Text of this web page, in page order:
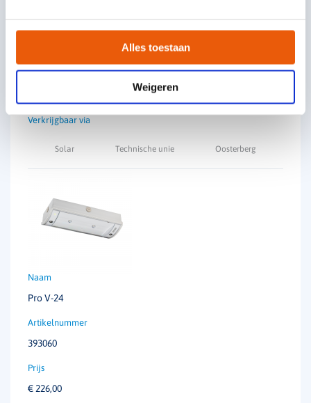
Alles toestaan
Weigeren
Solar Technische unie Oosterberg
Pro V-24
393060
€ 226,00